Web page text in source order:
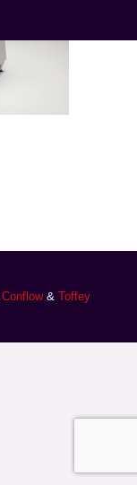
Conflow& Toffey